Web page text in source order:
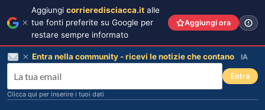
Aggiungi corrieredisciacca.it alle
tue fonti preferite su Google per
restare sempre informato
Aggiungi ora
Entra nella community - ricevi le notizie che contano IA
Entra
Clicca qui per inserire i tuoi dati